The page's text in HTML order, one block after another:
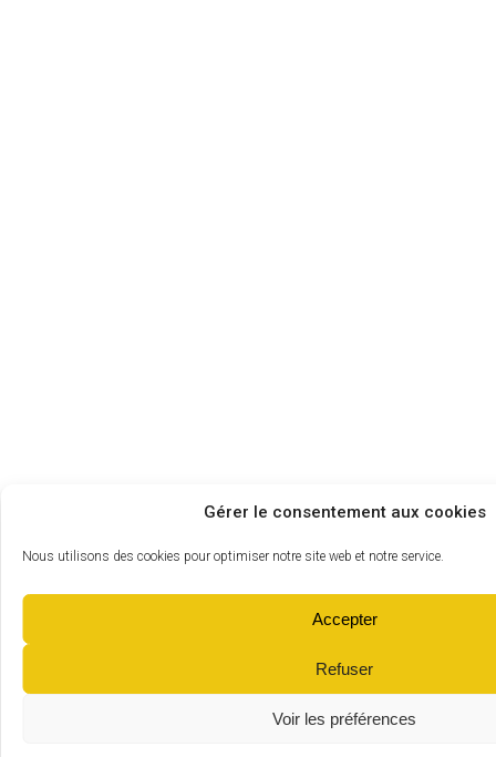
Gérer le consentement aux cookies
Nous utilisons des cookies pour optimiser notre site web et notre service.
Accepter
Refuser
Voir les préférences